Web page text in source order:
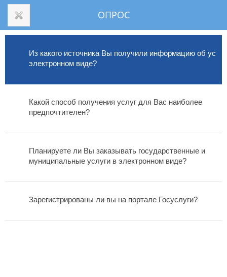
ОПРОС
Из какого источника Вы получили информацию об
электронном виде?
Какой способ получения услуг для Вас наиболее
предпочтителен?
Планируете ли Вы заказывать государственные и
муниципальные услуги в электронном виде?
Зарегистрированы ли вы на портале Госуслуги?